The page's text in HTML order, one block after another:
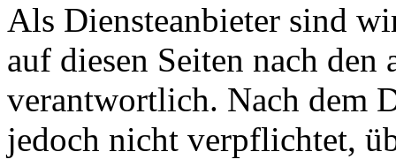
Als Diensteanbieter sind
auf diesen Seiten nach den
verantwortlich. Nach dem
jedoch nicht verpflichtet,